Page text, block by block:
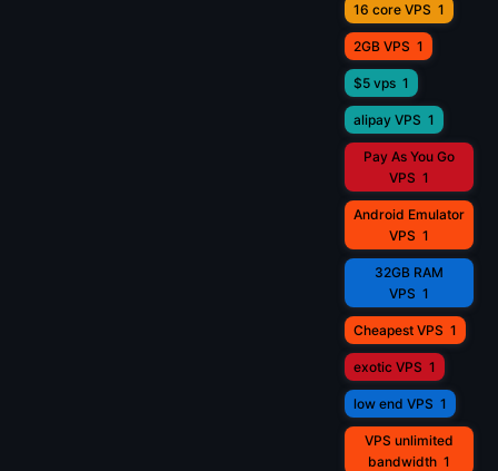
16 core VPS 1
2GB VPS 1
$5 vps 1
alipay VPS 1
Pay As You Go
VPS 1
Android Emulator
VPS 1
32GB RAM
VPS 1
Cheapest VPS 1
exotic VPS 1
low end VPS 1
VPS unlimited
bandwidth 1